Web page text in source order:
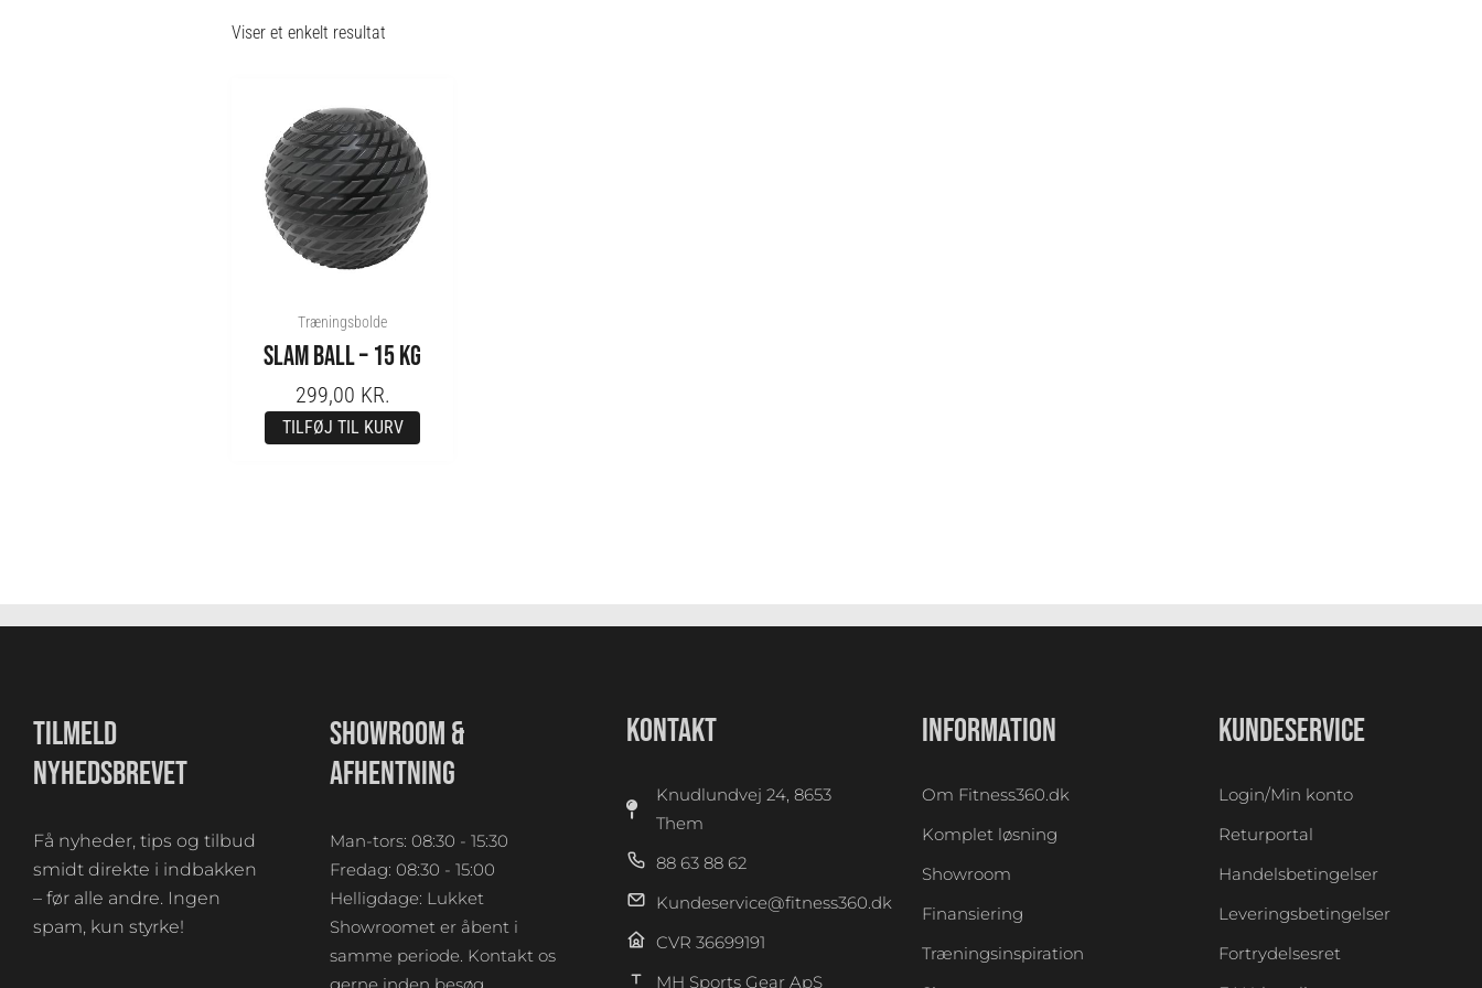
Viser et enkelt resultat
Træningsbolde
SLAM BALL – 15 KG
299,00 KR.
TILFØJ TIL KURV
TILMELD
NYHEDSBREVET
Få nyheder, tips og tilbud
smidt direkte i indbakken
– før alle andre. Ingen
spam, kun styrke!
SHOWROOM &
AFHENTNING
Man-tors: 08:30 - 15:30
Fredag: 08:30 - 15:00
Helligdage: Lukket
Showroomet er åbent i
samme periode. Kontakt os
KONTAKT
Knudlundvej 24, 8653
Them
88 63 88 62
Kundeservice@fitness360.dk
CVR 36699191
MH Sports Gear ApS
INFORMATION
Om Fitness360.dk
Komplet løsning
Showroom
Finansiering
Træningsinspiration
KUNDESERVICE
Login/Min konto
Returportal
Handelsbetingelser
Leveringsbetingelser
Fortrydelsesret